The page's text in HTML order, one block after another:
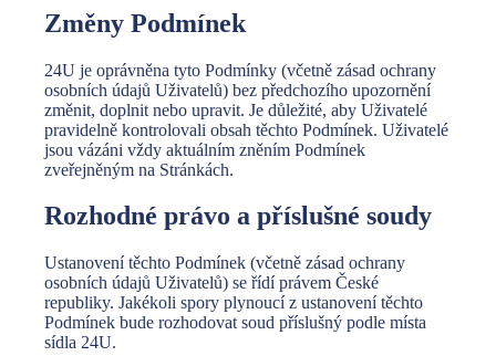
Změny Podmínek
24U je oprávněna tyto Podmínky (včetně zásad ochrany
osobních údajů Uživatelů) bez předchozího upozornění
změnit, doplnit nebo upravit. Je důležité, aby Uživatelé
pravidelně kontrolovali obsah těchto Podmínek. Uživatelé
jsou vázáni vždy aktuálním zněním Podmínek
zveřejněným na Stránkách.
Rozhodné právo a příslušné soudy
Ustanovení těchto Podmínek (včetně zásad ochrany
osobních údajů Uživatelů) se řídí právem České
republiky. Jakékoli spory plynoucí z ustanovení těchto
Podmínek bude rozhodovat soud příslušný podle místa
sídla 24U.